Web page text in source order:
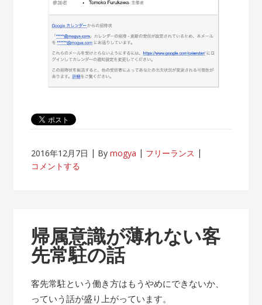
2016年12月7日 Bymogya
フリーランス
コメントする
帰属意識が薄れない客
先常駐の話
客先常駐という働き方はもうやめにできないか、
っていう話が盛り上がっています。